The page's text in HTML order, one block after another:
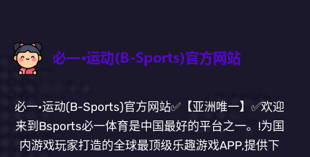
必一·运动(B-Sports)官方网站✅【亚洲唯一】✅欢迎
来到Bsports必一体育是中国最好的平台之一。!为国
内游戏玩家打造的全球最顶级乐趣游戏APP,提供下